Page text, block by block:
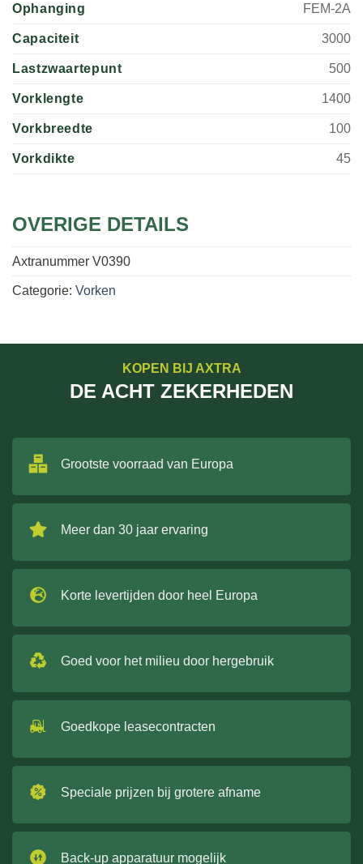
Ophanging FEM-2A
Capaciteit 3000
Lastzwaartepunt 500
Vorklengte 1400
Vorkbreedte 100
Vorkdikte 45
OVERIGE DETAILS
Axtranummer V0390
Categorie: Vorken
KOPEN BIJ AXTRA
DE ACHT ZEKERHEDEN
Grootste voorraad van Europa
Meer dan 30 jaar ervaring
Korte levertijden door heel Europa
Goed voor het milieu door hergebruik
Goedkope leasecontracten
Speciale prijzen bij grotere afname
Back-up apparatuur mogelijk